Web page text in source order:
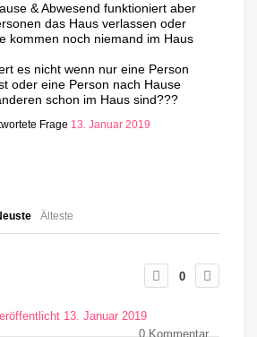
& Abwesend funktioniert aber
das Haus verlassen oder
kommen noch niemand im Haus
es nicht wenn nur eine Person
oder eine Person nach Hause
schon im Haus sind???
Frage 13. Januar 2019
Älteste
0
13. Januar 2019